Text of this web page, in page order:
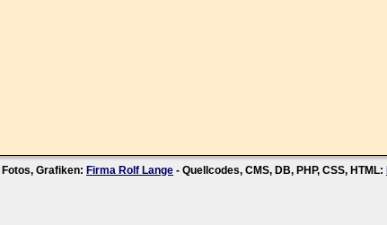
Grafiken: Firma Rolf Lange - Quellcodes, CMS, DB, PHP, CSS, HTML: